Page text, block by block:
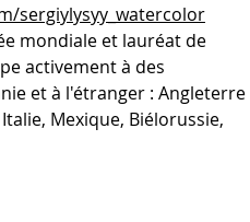
sergiylysyy_watercolor
mondiale et lauréat de
activement à des
et à l'étranger : Angleterre
Mexique, Biélorussie,